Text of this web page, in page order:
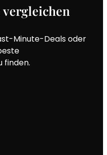
vergleichen
Minute-Deals oder
finden.